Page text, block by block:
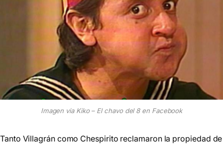
Imagen via Kiko – El chavo del 8 en Facebook
Tanto Villagrán como Chespirito reclamaron la propiedad de